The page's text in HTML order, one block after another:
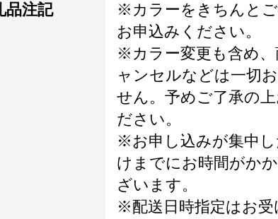
品注記
※カラーをきちんとご
お申込みください。
※カラー変更も含め、
ャンセルなどは一切
せん。予めご了承の上
ださい。
※お申し込みが集中
けまでにお時間がか
ざいます。
※配送日時指定はお受